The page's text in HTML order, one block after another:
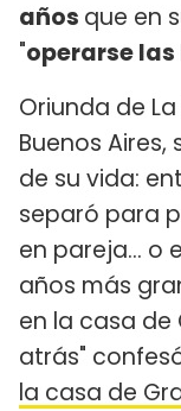
años que en
"operarse
Oriunda de
Buenos
de su vida:
separó para
en pareja… o
años más
en la casa
atrás"
la casa de